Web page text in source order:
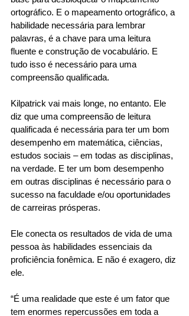
ortográfico. E o mapeamento ortográfico, a
habilidade necessária para lembrar
palavras, é a chave para uma leitura
fluente e construção de vocabulário. E
tudo isso é necessário para uma
compreensão qualificada.
Kilpatrick vai mais longe, no entanto. Ele
diz que uma compreensão de leitura
qualificada é necessária para ter um bom
desempenho em matemática, ciências,
estudos sociais – em todas as disciplinas,
na verdade. E ter um bom desempenho
em outras disciplinas é necessário para o
sucesso na faculdade e/ou oportunidades
de carreiras prósperas.
Ele conecta os resultados de vida de uma
pessoa às habilidades essenciais da
proficiência fonêmica. E não é exagero, diz
ele.
“É uma realidade que este é um fator que
tem enormes repercussões em toda a